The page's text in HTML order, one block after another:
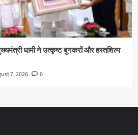
धामी ने उत्कृष्ट बुनकरों और हस्तशिल्प
7, 2026 0